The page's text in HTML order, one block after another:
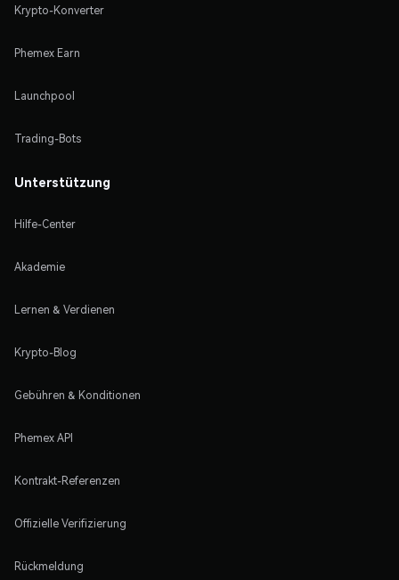
Krypto-Konverter
Phemex Earn
Launchpool
Trading-Bots
Unterstützung
Hilfe-Center
Akademie
Lernen & Verdienen
Krypto-Blog
Gebühren & Konditionen
Phemex API
Kontrakt-Referenzen
Offizielle Verifizierung
Rückmeldung